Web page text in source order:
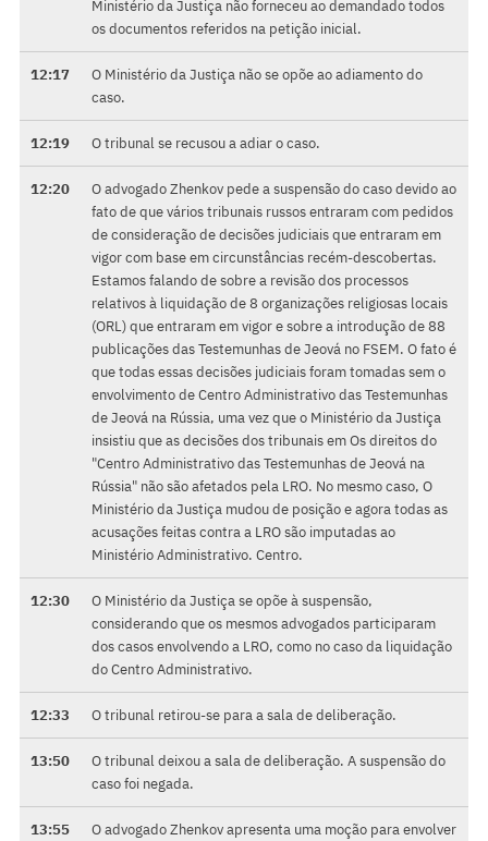
Ministério da Justiça não forneceu ao demandado todos
os documentos referidos na petição inicial.
12:17
O Ministério da Justiça não se opõe ao adiamento do
caso.
12:19 O tribunal se recusou a adiar o caso.
12:20
O advogado Zhenkov pede a suspensão do caso devido ao
fato de que vários tribunais russos entraram com pedidos
de consideração de decisões judiciais que entraram em
vigor com base em circunstâncias recém-descobertas.
Estamos falando de sobre a revisão dos processos
relativos à liquidação de 8 organizações religiosas locais
(ORL) que entraram em vigor e sobre a introdução de 88
publicações das Testemunhas de Jeová no FSEM. O fato é
que todas essas decisões judiciais foram tomadas sem o
envolvimento de Centro Administrativo das Testemunhas
de Jeová na Rússia, uma vez que o Ministério da Justiça
insistiu que as decisões dos tribunais em Os direitos do
"Centro Administrativo das Testemunhas de Jeová na
Rússia" não são afetados pela LRO. No mesmo caso, O
Ministério da Justiça mudou de posição e agora todas as
acusações feitas contra a LRO são imputadas ao
Ministério Administrativo. Centro.
12:30
O Ministério da Justiça se opõe à suspensão,
considerando que os mesmos advogados participaram
dos casos envolvendo a LRO, como no caso da liquidação
do Centro Administrativo.
12:33 O tribunal retirou-se para a sala de deliberação.
13:50
O tribunal deixou a sala de deliberação. A suspensão do
caso foi negada.
13:55
O advogado Zhenkov apresenta uma moção para envolver